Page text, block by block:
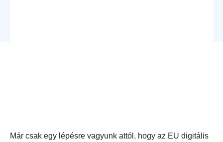
Már csak egy lépésre vagyunk attól, hogy az EU digitális